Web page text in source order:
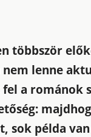
többször
lenne
a románok
sok példa